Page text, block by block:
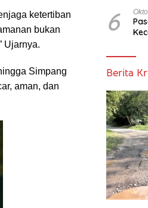
ketertiban
bukan
Ujarnya.
Simpang
aman, dan
6
Berita